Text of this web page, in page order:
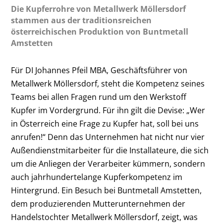
Die Kupferrohre von Metallwerk Möllersdorf
stammen aus der traditionsreichen
österreichischen Produktion von Buntmetall
Amstetten
Für DI Johannes Pfeil MBA, Geschäftsführer von
Metallwerk Möllersdorf, steht die Kompetenz seines
Teams bei allen Fragen rund um den Werkstoff
Kupfer im Vordergrund. Für ihn gilt die Devise: „Wer
in Österreich eine Frage zu Kupfer hat, soll bei uns
anrufen!“ Denn das Unternehmen hat nicht nur vier
Außendienstmitarbeiter für die Installateure, die sich
um die Anliegen der Verarbeiter kümmern, sondern
auch jahrhundertelange Kupferkompetenz im
Hintergrund. Ein Besuch bei Buntmetall Amstetten,
dem produzierenden Mutterunternehmen der
Handelstochter Metallwerk Möllersdorf, zeigt, was